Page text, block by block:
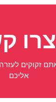
צרו
זקוקים
אליכם